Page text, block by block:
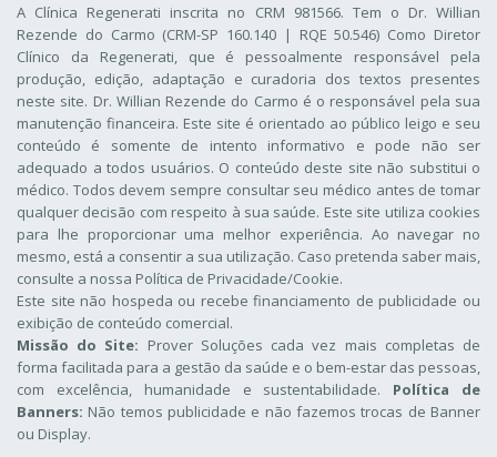
A Clínica Regenerati inscrita no CRM 981566. Tem o Dr. Willian
Rezende do Carmo (CRM-SP 160.140 | RQE 50.546) Como Diretor
Clínico da Regenerati, que é pessoalmente responsável pela
produção, edição, adaptação e curadoria dos textos presentes
neste site. Dr. Willian Rezende do Carmo é o responsável pela sua
manutenção financeira. Este site é orientado ao público leigo e seu
conteúdo é somente de intento informativo e pode não ser
adequado a todos usuários. O conteúdo deste site não substitui o
médico. Todos devem sempre consultar seu médico antes de tomar
qualquer decisão com respeito à sua saúde. Este site utiliza cookies
para lhe proporcionar uma melhor experiência. Ao navegar no
mesmo, está a consentir a sua utilização. Caso pretenda saber mais,
consulte a nossa Política de Privacidade/Cookie.
Este site não hospeda ou recebe financiamento de publicidade ou
exibição de conteúdo comercial.
Missão do Site: Prover Soluções cada vez mais completas de
forma facilitada para a gestão da saúde e o bem-estar das pessoas,
com excelência, humanidade e sustentabilidade. Política de
Banners: Não temos publicidade e não fazemos trocas de Banner
ou Display.